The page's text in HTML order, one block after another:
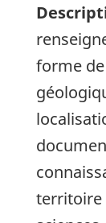
forme
territoire